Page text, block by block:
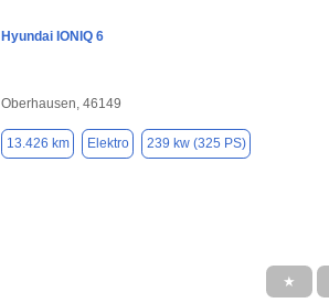
Hyundai IONIQ 6
Oberhausen, 46149
13.426 km Elektro 239 kw (325 PS)
★